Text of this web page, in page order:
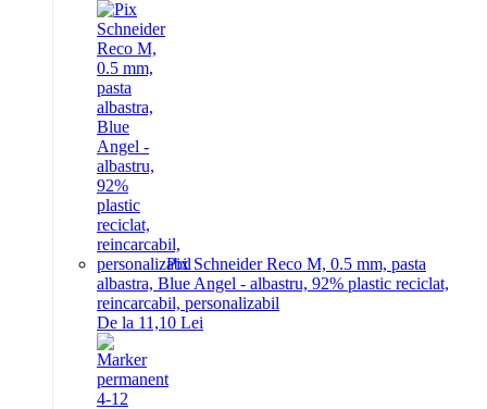
Pix Schneider Reco M, 0.5 mm, pasta
albastra, Blue Angel - albastru, 92% plastic reciclat,
reincarcabil, personalizabil
De la 11,10 Lei